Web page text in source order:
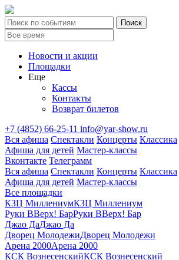
Новости и акции
Площадки
Еще
Кассы
Контакты
Возврат билетов
+7 (4852) 66-25-11 info@yar-show.ru
Вся афиша Спектакли Концерты Классика
Афиша для детей Мастер-классы
Вконтакте Телеграмм
Вся афиша Спектакли Концерты Классика
Афиша для детей Мастер-классы
Все площадки
КЗЦ МиллениумКЗЦ Миллениум
Руки ВВерх! БарРуки ВВерх! Бар
Джао ДаДжао Да
Дворец МолодежиДворец Молодежи
Арена 2000Арена 2000
КСК ВознесенскийКСК Вознесенский